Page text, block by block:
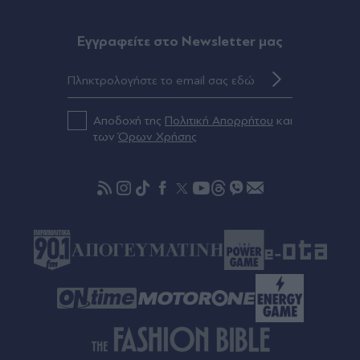
Γερμανία, Γκελζενκίρχεν: Σε σοβαρή κατάσταση
σύγκρουση δύο τραμ έξω από το γήπεδο της
Σάλκε (Βίντεο)
Βρετανία: Καταγγελίες για "κουλτούρα"
Αναφορές για παρενοχλήσεις και βιασμούς
Eγγραφείτε στο Newsletter μας
Αποδοχή της Πολιτική Απορρήτου και
τωνΌρων Χρήσης